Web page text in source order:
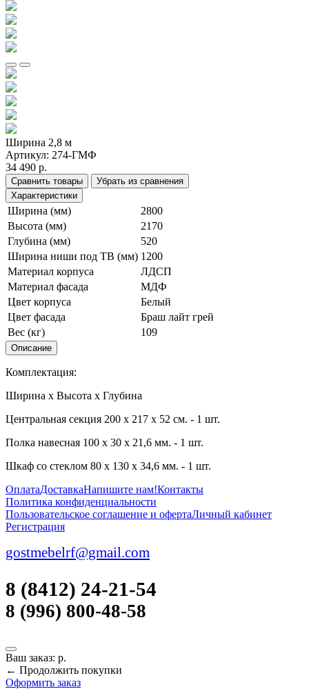
Ширина 2,8 м
Артикул: 274-ГМФ
34 490 р.
Сравнить товары
Убрать из сравнения
Характеристики
Ширина (мм)
2800
Высота (мм)
2170
Глубина (мм)
520
Ширина ниши под ТВ (мм) 1200
Материал корпуса
ЛДСП
Материал фасада
МДФ
Цвет корпуса
Белый
Цвет фасада
Браш лайт грей
Вес (кг)
109
Описание
Комплектация:
Ширина х Высота х Глубина
Центральная секция 200 х 217 х 52 см. - 1 шт.
Полка навесная 100 х 30 х 21,6 мм. - 1 шт.
Шкаф со стеклом 80 х 130 х 34,6 мм. - 1 шт.
ОплатаДоставкаНапишите нам!Контакты
Политика конфиденциальности
Пользовательское соглашение и офертаЛичный кабинет
Регистрация
gostmebelrf@gmail.com
8 (8412) 24-21-54
8 (996) 800-48-58
Ваш заказ: р.
← Продолжить покупки
Оформить заказ